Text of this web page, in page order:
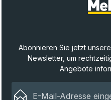
Abonnieren Sie jetzt
Newsletter, um
Angebote